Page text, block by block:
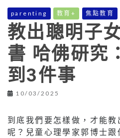
parenting 教育+ 焦點教育
教出聰明子
書 哈佛研究
到3件事
10/03/2025
到底我們要怎樣做，才能
呢？兒童心理學家郭博士